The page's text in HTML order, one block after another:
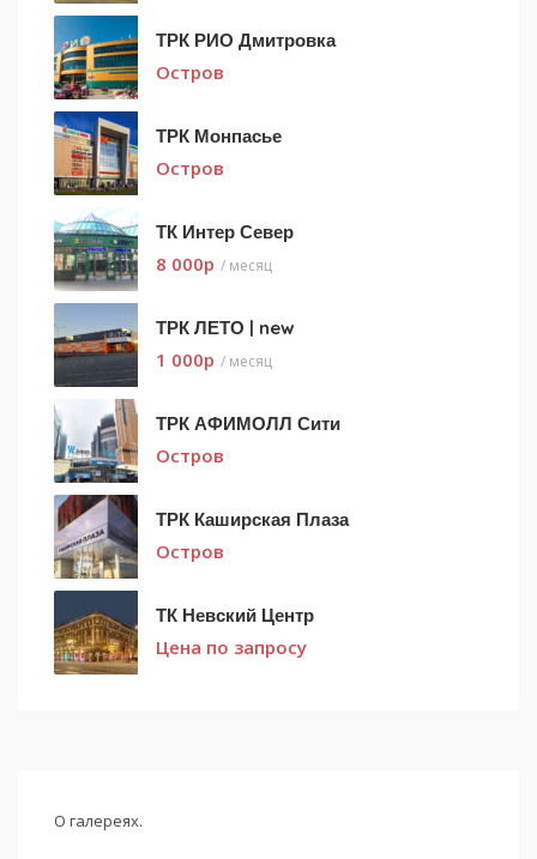
ТРК РИО Дмитровка
Остров
ТРК Монпасье
Остров
ТК Интер Север
8 000p / месяц
ТРК ЛЕТО | new
1 000p / месяц
ТРК АФИМОЛЛ Сити
Остров
ТРК Каширская Плаза
Остров
ТК Невский Центр
Цена по запросу
О галереях.